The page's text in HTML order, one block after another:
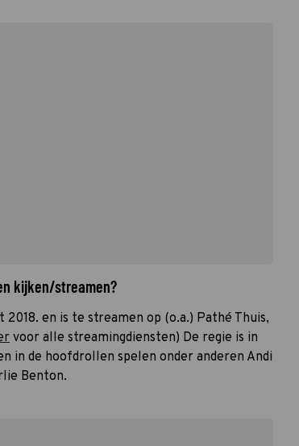
kijken/streamen?
en is te streamen op (o.a.) Pathé Thuis,
voor alle streamingdiensten) De regie is in
in de hoofdrollen spelen onder anderen Andi
Benton.